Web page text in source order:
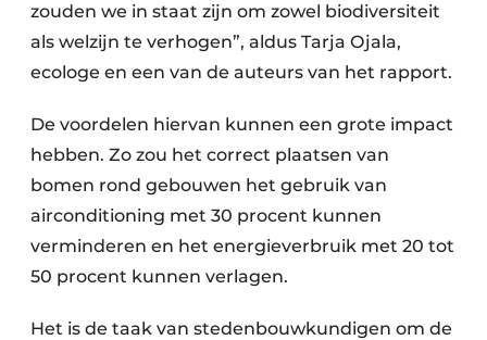
zouden we in staat zijn om zowel biodiversiteit
als welzijn te verhogen”, aldus Tarja Ojala,
ecologe en een van de auteurs van het rapport.
De voordelen hiervan kunnen een grote impact
hebben. Zo zou het correct plaatsen van
bomen rond gebouwen het gebruik van
airconditioning met 30 procent kunnen
verminderen en het energieverbruik met 20 tot
50 procent kunnen verlagen.
Het is de taak van stedenbouwkundigen om de